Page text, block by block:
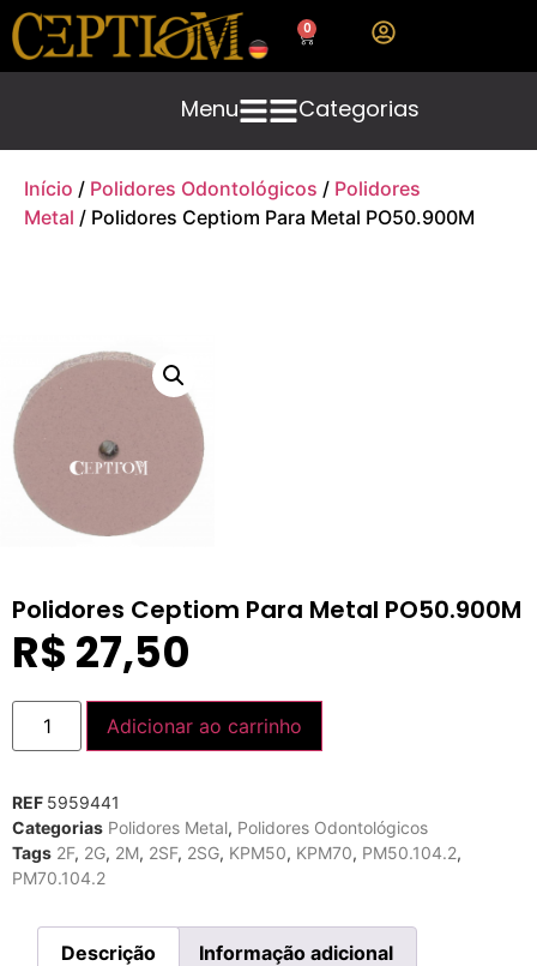
0
Menu Categorias
Início / Polidores Odontológicos / Polidores
Metal / Polidores Ceptiom Para Metal PO50.900M
Polidores Ceptiom Para Metal PO50.900M
R$ 27,50
Adicionar ao carrinho
REF 5959441
Categorias Polidores Metal, Polidores Odontológicos
Tags 2F, 2G, 2M, 2SF, 2SG, KPM50, KPM70, PM50.104.2,
PM70.104.2
Descrição Informação adicional